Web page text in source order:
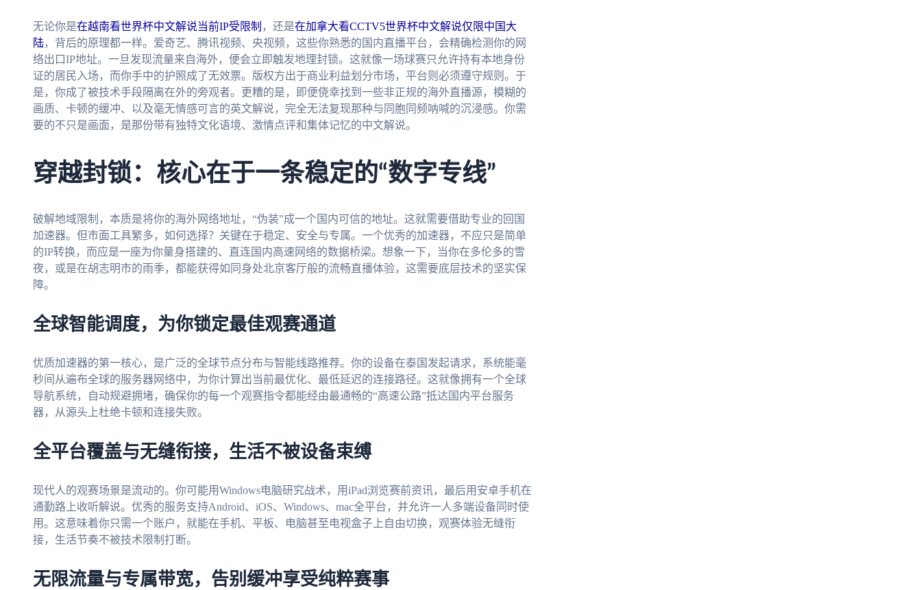
无论你是在越南看世界杯中文解说当前IP受限制 ，还是在加拿大看CCTV5世界杯中文解说仅限中国大
陆，背后的原理都一样。爱奇艺、腾讯视频、央视频，这些你熟悉的国内直播平台，会精确检测你的网
络出口IP地址。一旦发现流量来自海外，便会立即触发地理封锁。这就像一场球赛只允许持有本地身份
证的居民入场，而你手中的护照成了无效票。版权方出于商业利益划分市场，平台则必须遵守规则。于
是，你成了被技术手段隔离在外的旁观者。更糟的是，即便侥幸找到一些非正规的海外直播源，模糊的
画质、卡顿的缓冲、以及毫无情感可言的英文解说，完全无法复现那种与同胞同频呐喊的沉浸感。你需
要的不只是画面，是那份带有独特文化语境、激情点评和集体记忆的中文解说。
穿越封锁：核心在于一条稳定的“数字专线”
破解地域限制，本质是将你的海外网络地址，“伪装”成一个国内可信的地址。这就需要借助专业的回国
加速器。但市面工具繁多，如何选择？关键在于稳定、安全与专属。一个优秀的加速器，不应只是简单
的IP转换，而应是一座为你量身搭建的、直连国内高速网络的数据桥梁。想象一下，当你在多伦多的雪
夜，或是在胡志明市的雨季，都能获得如同身处北京客厅般的流畅直播体验，这需要底层技术的坚实保
障。
全球智能调度，为你锁定最佳观赛通道
优质加速器的第一核心，是广泛的全球节点分布与智能线路推荐。你的设备在泰国发起请求，系统能毫
秒间从遍布全球的服务器网络中，为你计算出当前最优化、最低延迟的连接路径。这就像拥有一个全球
导航系统，自动规避拥堵，确保你的每一个观赛指令都能经由最通畅的“高速公路”抵达国内平台服务
器，从源头上杜绝卡顿和连接失败。
全平台覆盖与无缝衔接，生活不被设备束缚
现代人的观赛场景是流动的。你可能用Windows电脑研究战术，用iPad浏览赛前资讯，最后用安卓手机在
通勤路上收听解说。优秀的服务支持Android、iOS、Windows、mac全平台，并允许一人多端设备同时使
用。这意味着你只需一个账户，就能在手机、平板、电脑甚至电视盒子上自由切换，观赛体验无缝衔
接，生活节奏不被技术限制打断。
无限流量与专属带宽，告别缓冲享受纯粹赛事